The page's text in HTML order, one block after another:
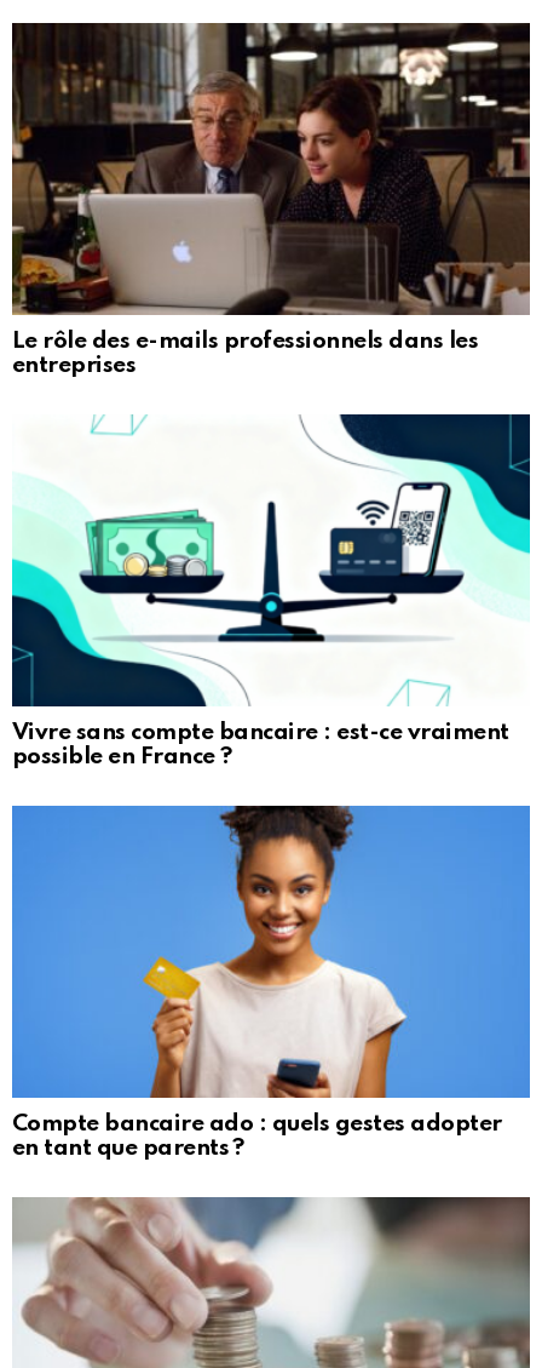
Le rôle des e-mails professionnels dans les
entreprises
Vivre sans compte bancaire : est-ce vraiment
possible en France ?
Compte bancaire ado : quels gestes adopter
en tant que parents ?